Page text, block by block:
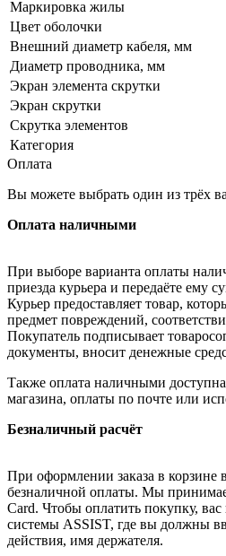
Маркировка жилы
Цвет оболочки
Внешний диаметр кабеля, мм
Диаметр проводника, мм
Экран элемента скрутки
Экран скрутки
Скрутка элементов
Категория
Оплата
Вы можете выбрать один из трёх
Оплата наличными
При выборе варианта оплаты
приезда курьера и передаёте ему
Курьер предоставляет товар,
предмет повреждений,
Покупатель подписывает
документы, вносит денежные
Также оплата наличными
магазина, оплаты по почте или
Безналичный расчёт
При оформлении заказа в корзине
безналичной оплаты. Мы
Card. Чтобы оплатить покупку, вас
системы ASSIST, где вы должны
действия, имя держателя.